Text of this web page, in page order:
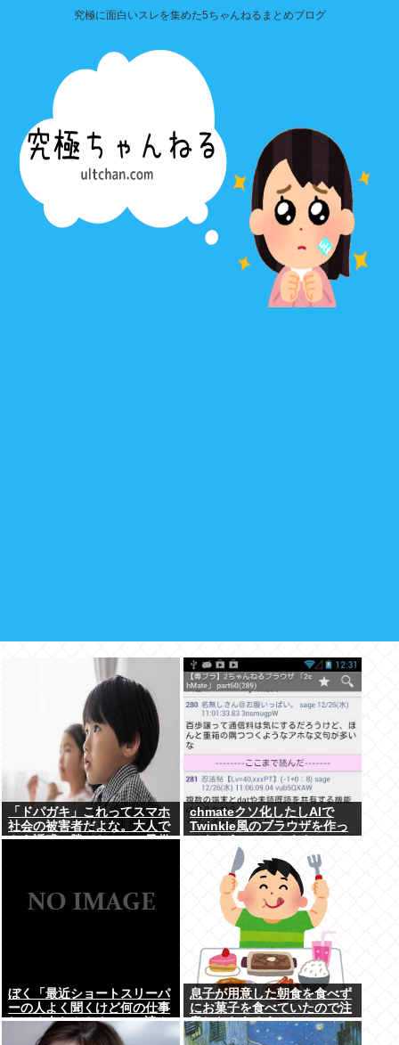
究極に面白いスレを集めた5ちゃんねるまとめブログ
「ドパガキ」これってスマホ
社会の被害者だよな。大人で
さえ誘惑に勝てないのに子供
chmateクソ化したしAIで
Twinkle風のブラウザを作っ
ぼく「最近ショートスリーパ
ーの人よく聞くけど何の仕事
してる人なんやろ、wiki読ん
でみるか」
息子が用意した朝食を食べず
にお菓子を食べていたので注
意したらあろうことか...